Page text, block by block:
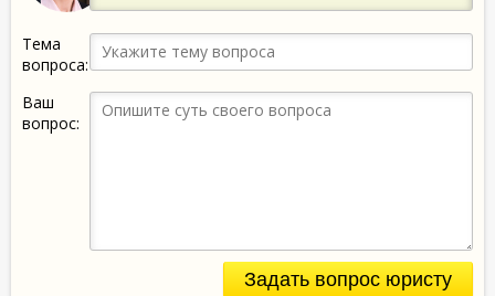
Тема
вопроса:
Ваш
вопрос:
Задать вопрос юристу